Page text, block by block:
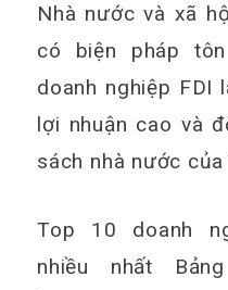
Nhà nước và xã
có biện pháp
doanh nghiệp FDI
lợi nhuận cao và
sách nhà nước của
Top 10 doanh
nhiều nhất